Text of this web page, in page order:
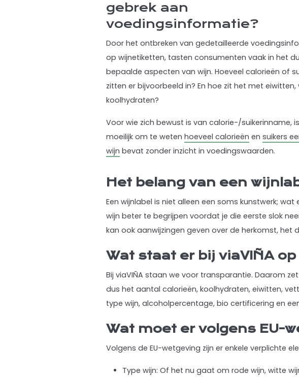
gebrek aan
voedingsinformatie?
Door het ontbreken van gedetailleerde
op wijnetiketten, tasten consumenten vaak in het
bepaalde aspecten van wijn. Hoeveel calorieën of
zitten er bijvoorbeeld in? En hoe zit het met
koolhydraten?
Voor wie zich bewust is van calorie-/suikerinname,
moeilijk om te weten hoeveel calorieën en suikers
wijn bevat zonder inzicht in voedingswaarden.
Het belang van een
Een wijnlabel is niet alleen een soms kunstwerk;
wijn beter te begrijpen voordat je die eerste slok
kan ook aanwijzingen geven over de herkomst, het
Wat staat er bij viaVIÑA
Bij viaVIÑA staan we voor transparantie. Daarom
dus het aantal calorieën, koolhydraten, eiwitten,
type wijn, alcoholpercentage, bio certificering en
Wat moet er volgens EU-
Volgens de EU-wetgeving zijn er enkele verplichte
Type wijn: Of het nu gaat om rode wijn, witte